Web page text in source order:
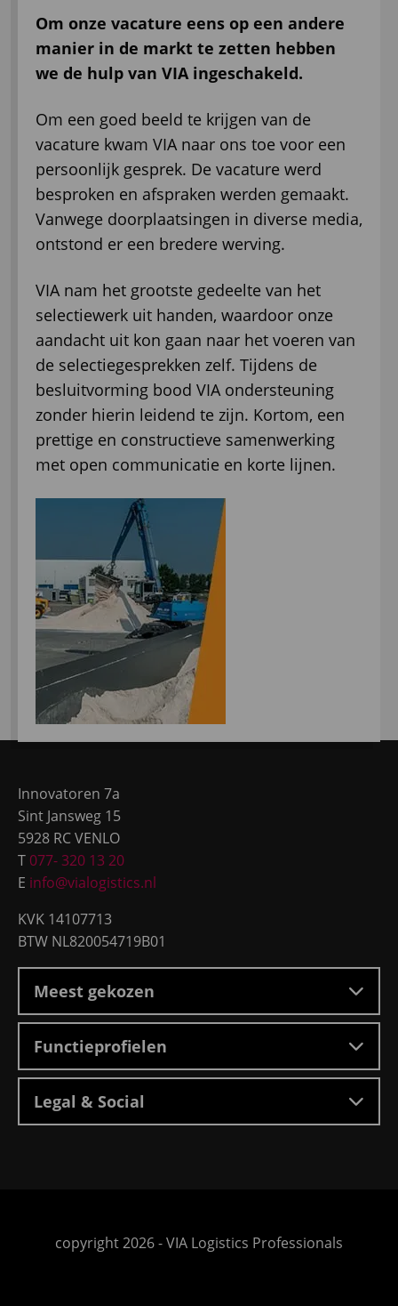
Om onze vacature eens op een andere
manier in de markt te zetten hebben
we de hulp van VIA ingeschakeld.
Om een goed beeld te krijgen van de
vacature kwam VIA naar ons toe voor een
persoonlijk gesprek. De vacature werd
besproken en afspraken werden gemaakt.
Vanwege doorplaatsingen in diverse media,
ontstond er een bredere werving.
VIA nam het grootste gedeelte van het
selectiewerk uit handen, waardoor onze
aandacht uit kon gaan naar het voeren van
de selectiegesprekken zelf. Tijdens de
besluitvorming bood VIA ondersteuning
zonder hierin leidend te zijn. Kortom, een
prettige en constructieve samenwerking
met open communicatie en korte lijnen.
Innovatoren 7a
Sint Jansweg 15
5928 RC VENLO
T 077- 320 13 20
E info@vialogistics.nl
KVK 14107713
BTW NL820054719B01
Meest gekozen
Functieprofielen
Legal & Social
Ga
copyright 2026 -VIA Logistics Professionals